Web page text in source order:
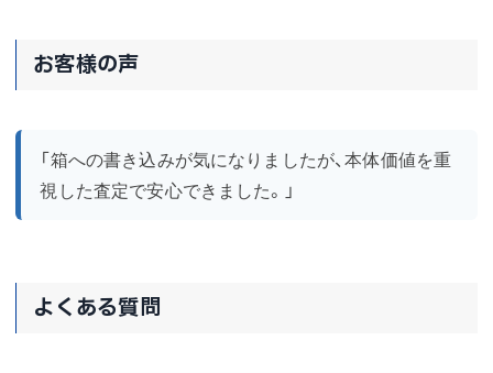
お客様の声
「箱への書き込みが気になりましたが、本体価値を重
視した査定で安心できました。」
よくある質問